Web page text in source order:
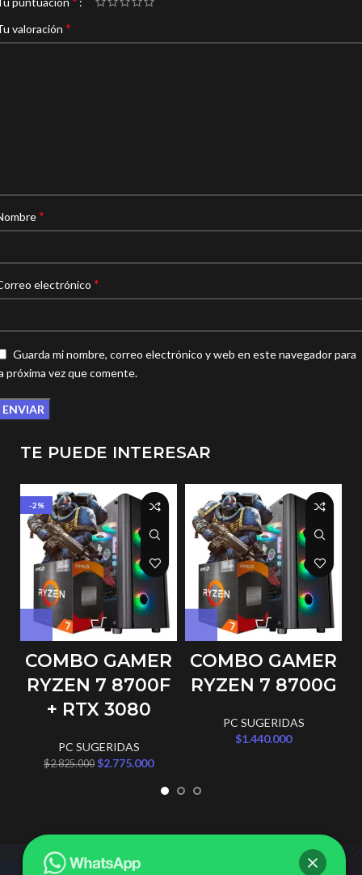
valoración *
*
electrónico *
Guarda mi nombre, correo electrónico y web en este navegador para
próxima vez que comente.
TE PUEDE INTERESAR
-2%
COMBO GAMER
RYZEN 7 8700F
+ RTX 3080
PC SUGERIDAS
$2.825.000 $2.775.000
COMBO GAMER
RYZEN 7 8700G
PC SUGERIDAS
$1.440.000
Seguínos en nuestras redes